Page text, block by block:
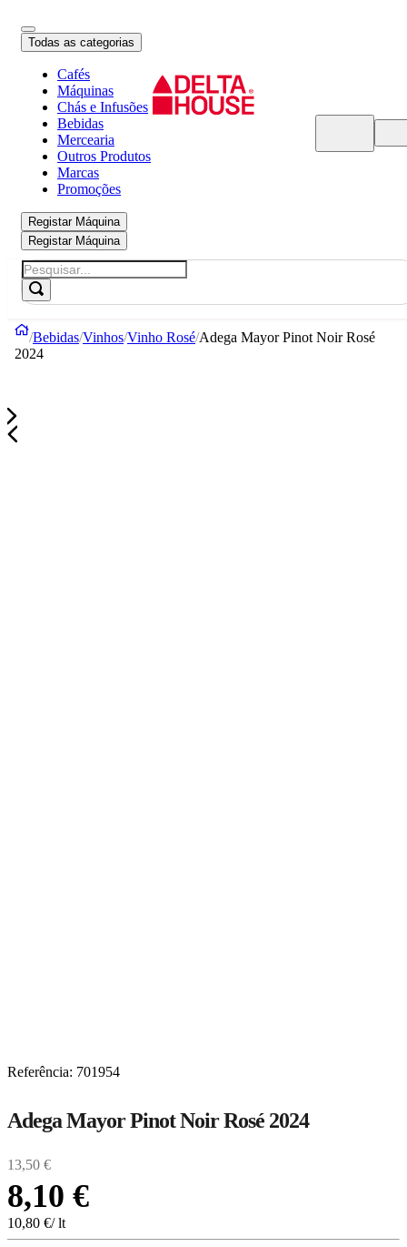
Todas as categorias
Cafés
Máquinas
Chás e Infusões
Bebidas
Mercearia
Outros Produtos
Marcas
Promoções
Registar Máquina
Registar Máquina
Bebidas Vinhos Vinho Rosé Adega Mayor Pinot Noir Rosé
2024
Referência: 701954
Adega Mayor Pinot Noir Rosé 2024
13,50 €
8,10 €
10,80 €/lt